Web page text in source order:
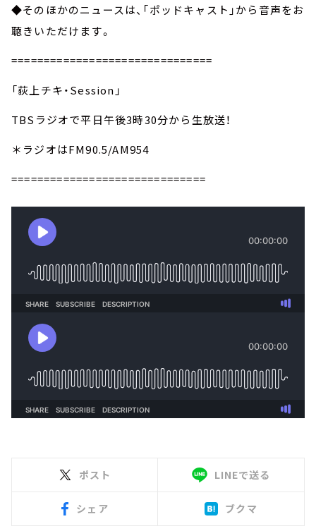
◆そのほかのニュースは、「ポッドキャスト」から音声をお
聴きいただけます。
===============================
「荻上チキ・Session」
TBSラジオで平日午後3時30分から生放送！
＊ラジオはFM90.5/AM954
==============================
ポスト LINEで送る
シェア ブクマ